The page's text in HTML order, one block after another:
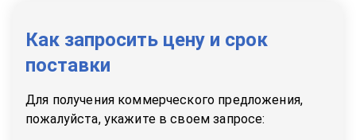
Как запросить цену и срок
поставки
Для получения коммерческого предложения,
пожалуйста, укажите в своем запросе: